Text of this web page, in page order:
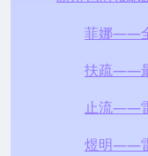
菲娜——全
扶疏——最
止流——
煜明——